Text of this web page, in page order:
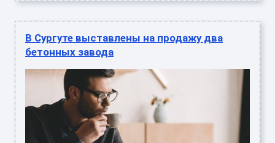
В Сургуте выставлены на продажу два
бетонных завода